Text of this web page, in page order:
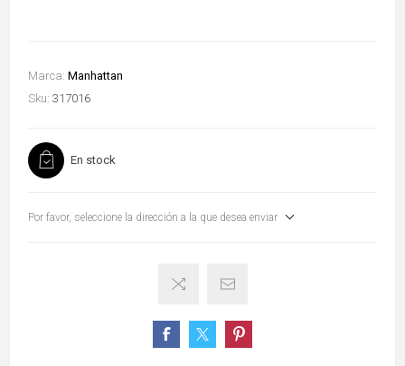
Marca: Manhattan
Sku: 317016
En stock
Por favor, seleccione la dirección a la que desea enviar